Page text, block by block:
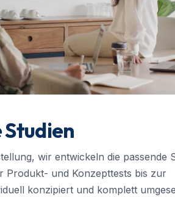
wir entwickeln die passende
Produkt- und Konzepttests bis zur
konzipiert und komplett